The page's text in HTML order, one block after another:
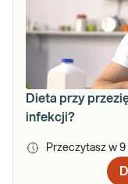
Dieta przy
infekcji?
Przeczytasz w 9